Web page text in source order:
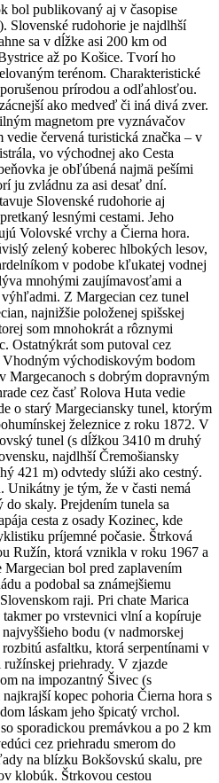
bol publikovaný aj v časopise
Slovenské rudohorie je najdlhší
sa v dĺžke asi 200 km od
až po Košice. Tvorí ho
terénom. Charakteristické
prírodou a odľahlosťou.
ako medveď či iná divá zver.
magnetom pre vyznávačov
červená turistická značka – v
vo východnej ako Cesta
je obľúbená najmä pešími
ju zvládnu za asi desať dní.
Slovenské rudohorie aj
lesnými cestami. Jeho
Volovské vrchy a Čierna hora.
zelený koberec hlbokých lesov,
v podobe kľukatej vodnej
mnohými zaujímavosťami a
Z Margecian cez tunel
najnižšie položenej spišskej
som mnohokrát a rôznymi
Ostatnýkrát som putoval cez
východiskovým bodom
Margecanoch s dobrým dopravným
cez časť Rolova Huta vedie
o starý Margeciansky tunel, ktorým
železnice z roku 1872. V
tunel (s dĺžkou 3410 m druhý
najdlhší Čremošiansky
421 m) odvtedy slúži ako cestný.
Unikátny je tým, že v časti nemá
skaly. Prejdením tunela sa
cesta z osady Kozinec, kde
príjemné počasie. Štrková
Ružín, ktorá vznikla v roku 1967 a
bol pred zaplavením
a podobal sa známejšiemu
raji. Pri chate Marica
takmer po vrstevnici vlní a kopíruje
bodu (v nadmorskej
asfaltku, ktorá serpentínami v
priehrady. V zjazde
na impozantný Šivec (s
kopec pohoria Čierna hora s
láskam jeho špicatý vrchol.
sporadickou premávkou a po 2 km
cez priehradu smerom do
na blízku Bokšovskú skalu, pre
klobúk. Štrkovou cestou